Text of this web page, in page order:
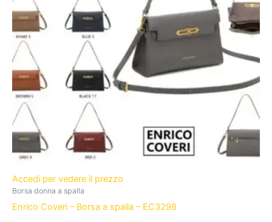
Accedi per vedere il prezzo
Borsa donna a spalla
Enrico Coveri – Borsa a spalla – EC3298